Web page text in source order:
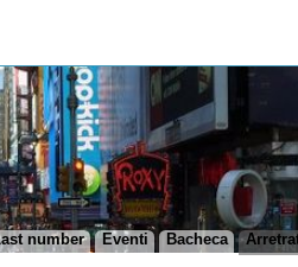
Eventi Bacheca Arretrati